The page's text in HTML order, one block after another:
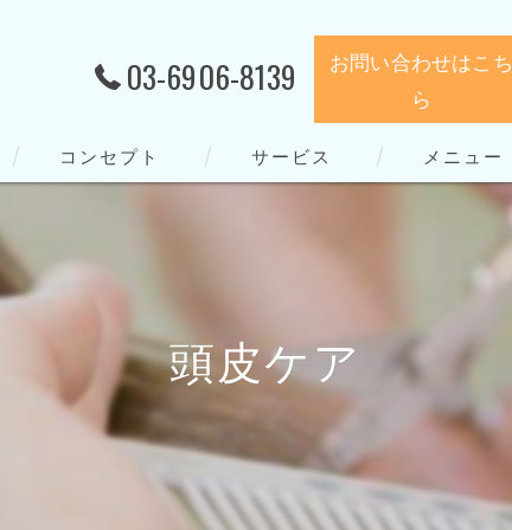
03-6906-8139
お問い合わせはこち
ら
コンセプト サービス メニュー
頭皮ケア